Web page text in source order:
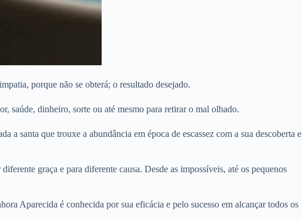
porque não se obterá; o resultado desejado.
saúde, dinheiro, sorte ou até mesmo para retirar o mal olhado.
santa que trouxe a abundância em época de escassez com a sua descoberta e
graça e para diferente causa. Desde as impossíveis, até os pequenos
Aparecida é conhecida por sua eficácia e pelo sucesso em alcançar todos os